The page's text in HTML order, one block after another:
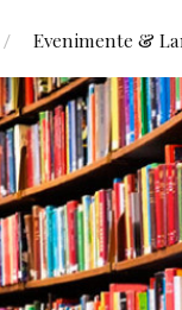
Evenimente &